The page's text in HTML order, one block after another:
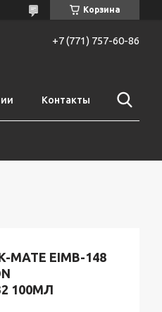
Корзина
+7 (771) 757-60-86
Контакты
EIMB-148
100МЛ